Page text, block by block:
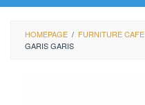
HOMEPAGE / FURNITURE CAFE
GARIS GARIS